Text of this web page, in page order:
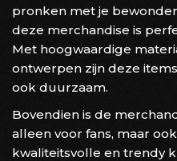
pronken met je
deze merchandise is
Met hoogwaardige
ontwerpen zijn deze
ook duurzaam.
Bovendien is de
alleen voor fans, maar
kwaliteitsvolle en trendy